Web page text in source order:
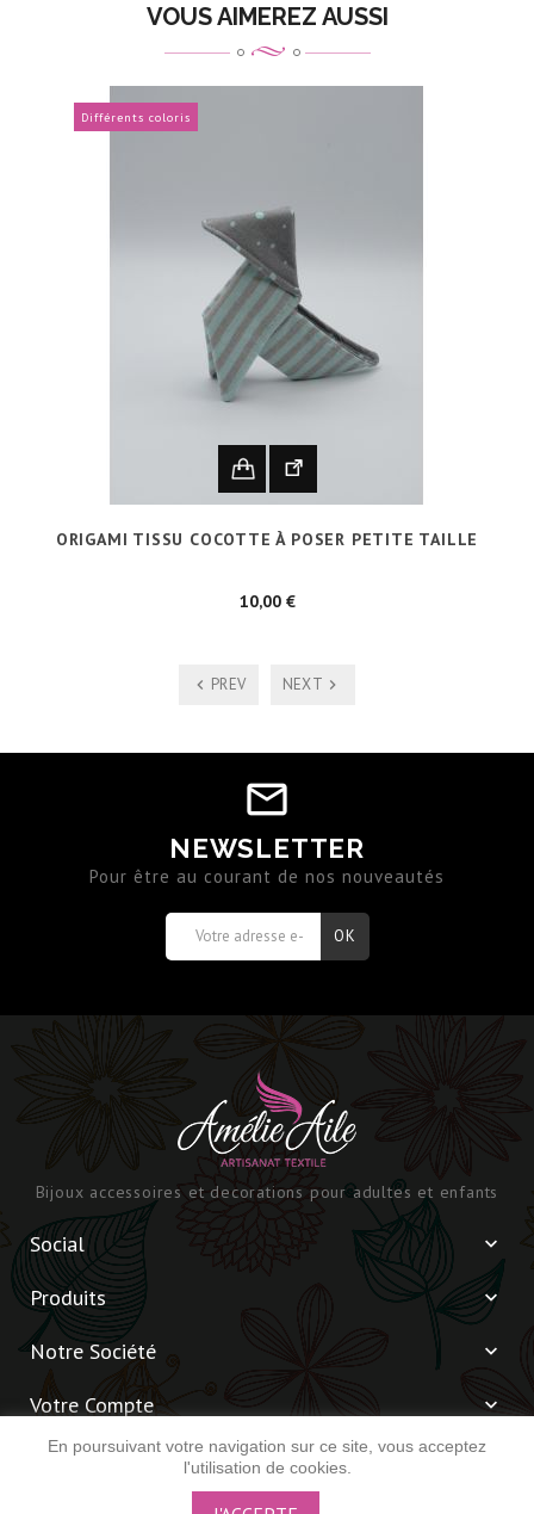
VOUS AIMEREZ AUSSI
Différents coloris
ORIGAMI TISSU COCOTTE À POSER PETITE TAILLE
10,00 €Prix
PREV NEXT
NEWSLETTER
Pour être au courant de nos nouveautés
Bijoux accessoires et decorations pour adultes et enfants
Social 
Produits 
Notre Société 
Votre Compte 
Informations 
En poursuivant votre navigation sur ce site, vous acceptez
l'utilisation de cookies.